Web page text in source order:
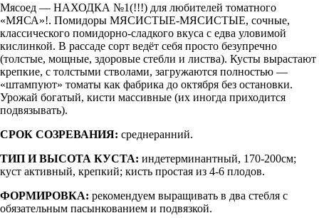
Мясоед — НАХОДКА №1(!!!) для любителей томатного
«МЯСА»!. Помидоры МЯСИСТЫЕ-МЯСИСТЫЕ, сочные,
классического помидорно-сладкого вкуса с едва уловимой
кислинкой. В рассаде сорт ведёт себя просто безупречно
(толстые, мощные, здоровые стебли и листва). Кусты вырастают
крепкие, с толстыми стволами, загружаются полностью —
«штампуют» томаты как фабрика до октября без остановки.
Урожай богатый, кисти массивные (их иногда приходится
подвязывать).
СРОК СОЗРЕВАНИЯ: среднеранний.
ТИП И ВЫСОТА КУСТА: индетерминантный, 170-200см;
куст активный, крепкий; кисть простая из 4-6 плодов.
ФОРМИРОВКА: рекомендуем выращивать в два стебля с
обязательным пасынкованием и подвязкой.